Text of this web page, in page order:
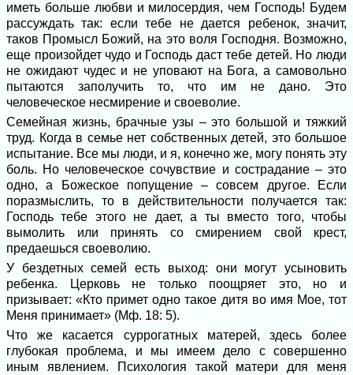
иметь больше любви и милосердия, чем Господь! Будем
рассуждать так: если тебе не дается ребенок, значит,
таков Промысл Божий, на это воля Господня. Возможно,
еще произойдет чудо и Господь даст тебе детей. Но люди
не ожидают чудес и не уповают на Бога, а самовольно
пытаются заполучить то, что им не дано. Это
человеческое несмирение и своеволие.
Семейная жизнь, брачные узы – это большой и тяжкий
труд. Когда в семье нет собственных детей, это большое
испытание. Все мы люди, и я, конечно же, могу понять эту
боль. Но человеческое сочувствие и сострадание – это
одно, а Божеское попущение – совсем другое. Если
поразмыслить, то в действительности получается так:
Господь тебе этого не дает, а ты вместо того, чтобы
вымолить или принять со смирением свой крест,
предаешься своеволию.
У бездетных семей есть выход: они могут усыновить
ребенка. Церковь не только поощряет это, но и
призывает: «Кто примет одно такое дитя во имя Мое, тот
Меня принимает» (Мф. 18: 5).
Что же касается суррогатных матерей, здесь более
глубокая проблема, и мы имеем дело с совершенно
иным явлением. Психология такой матери для меня